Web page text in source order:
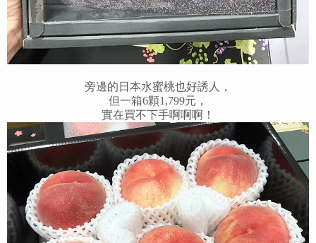
旁邊的日本水蜜桃也好誘人，
但一箱6顆1,799元，
實在買不下手啊啊啊！